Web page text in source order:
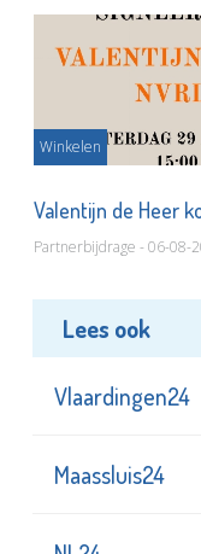
Winkelen
Valentijn de Heer
Partnerbijdrage - 06-08-
Lees ook
Vlaardingen24
Maassluis24